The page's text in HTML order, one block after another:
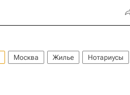
Москва Жилье
Нотариусы